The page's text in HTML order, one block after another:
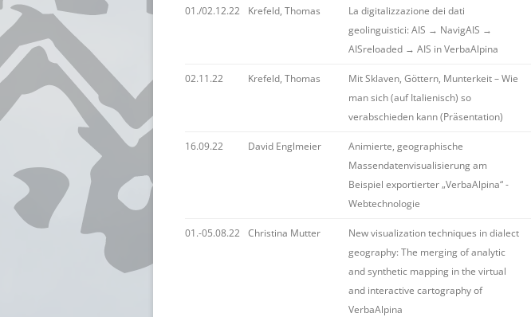
01./02.12.22 Krefeld, Thomas
La digitalizzazione dei dati
geolinguistici: AIS → NavigAIS →
AISreloaded → AIS in VerbaAlpina
02.11.22 Krefeld, Thomas
Mit Sklaven, Göttern, Munterkeit – Wie
man sich (auf Italienisch) so
verabschieden kann (Präsentation)
16.09.22 David Englmeier
Animierte, geographische
Massendatenvisualisierung am
Beispiel exportierter „VerbaAlpina“ -
Webtechnologie
01.-05.08.22 Christina Mutter
New visualization techniques in dialect
geography: The merging of analytic
and synthetic mapping in the virtual
and interactive cartography of
VerbaAlpina